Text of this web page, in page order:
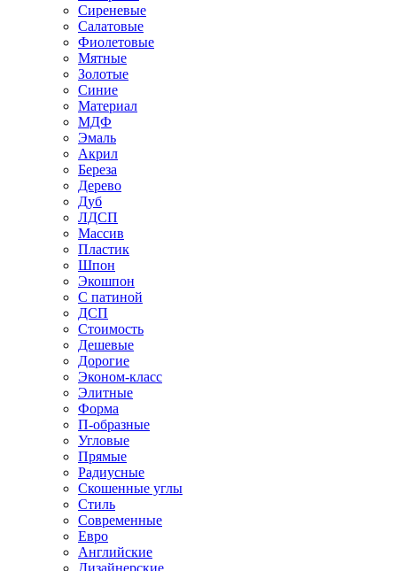
Сиреневые
Салатовые
Фиолетовые
Мятные
Золотые
Синие
Материал
МДФ
Эмаль
Акрил
Береза
Дерево
Дуб
ЛДСП
Массив
Пластик
Шпон
Экошпон
С патиной
ДСП
Стоимость
Дешевые
Дорогие
Эконом-класс
Элитные
Форма
П-образные
Угловые
Прямые
Радиусные
Скошенные углы
Стиль
Современные
Евро
Английские
Дизайнерские